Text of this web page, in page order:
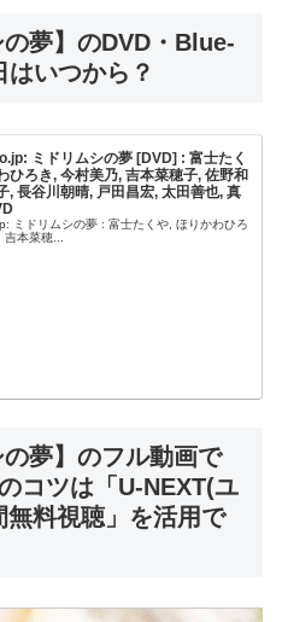
夢】のDVD・Blue-
いつから？
ミドリムシの夢 [DVD] : 富士たく
ひろき, 今村美乃, 吉本菜穂子, 佐野和
, 長谷川朝晴, 戸田昌宏, 太田善也, 真
ミドリムシの夢 : 富士たくや, ほりかわひろ
本菜穂...
夢】のフル動画で
コツは「U-NEXT(ユ
料視聴」を活用で